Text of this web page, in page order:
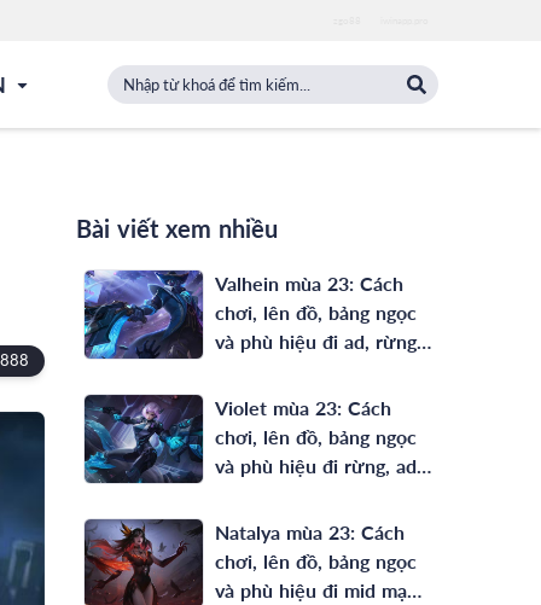
Bài viết xem nhiều
Valhein mùa 23: Cách
chơi, lên đồ, bảng ngọc
và phù hiệu đi ad, rừng
Violet mùa 23: Cách
chơi, lên đồ, bảng ngọc
và phù hiệu đi rừng, ad
Natalya mùa 23: Cách
chơi, lên đồ, bảng ngọc
và phù hiệu đi mid mạnh